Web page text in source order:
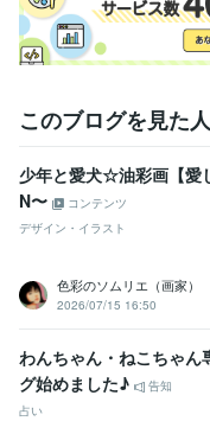
このブログを見た
少年と愛犬☆油彩画【愛
N〜
コンテンツ
デザイン・イラスト
色彩のソムリエ（画家）
2026/07/15 16:50
わんちゃん・ねこちゃん
グ始めました♪
告知
占い